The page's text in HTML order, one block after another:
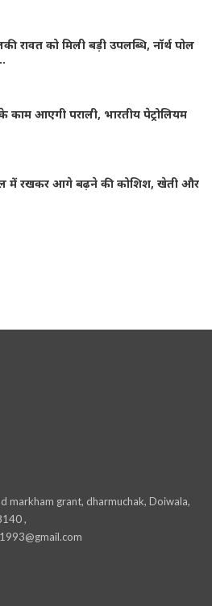
रावत को मिली बड़ी उपलब्धि, नॉर्थ पोल
काम आएगी पराली, भारतीय पेट्रोलियम
में रखकर आगे बढ़ने की कोशिश, खेती और
markham grant, dharmuchak, Doiwala,
,